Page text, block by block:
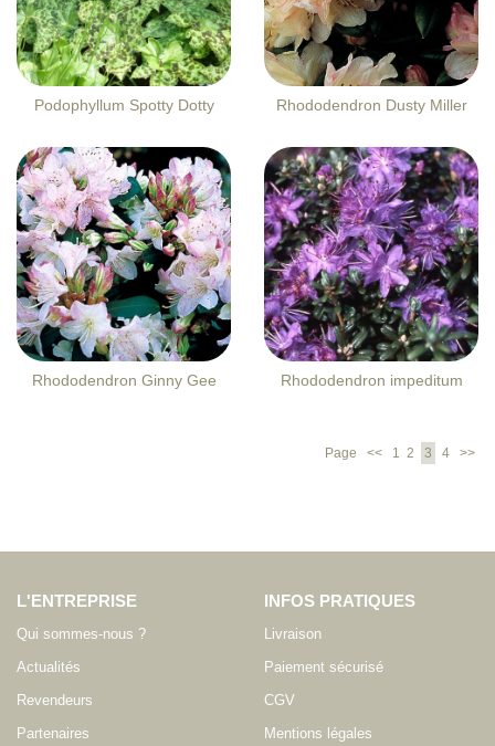
Podophyllum Spotty Dotty Rhododendron Dusty Miller
Rhododendron Ginny Gee Rhododendron impeditum
Page << 1 2 3 4 >>
L'ENTREPRISE
Qui sommes-nous ?
Actualités
Revendeurs
Partenaires
INFOS PRATIQUES
Livraison
Paiement sécurisé
CGV
Mentions légales